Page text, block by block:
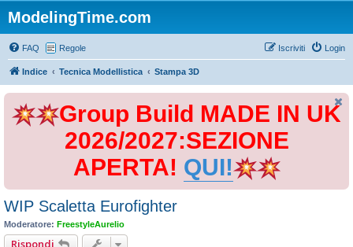
ModelingTime.com
FAQ Regole Login
Iscriviti
Indice Tecnica Modellistica Stampa 3D
Group Build MADE IN UK
2026/2027:SEZIONE
APERTA! QUI!
WIP Scaletta Eurofighter
Moderatore: FreestyleAurelio
Rispondi